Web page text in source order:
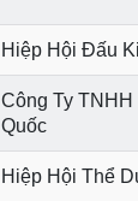
Hiệp Hội Đấu
Công Ty
Quốc
Hiệp Hội Thể